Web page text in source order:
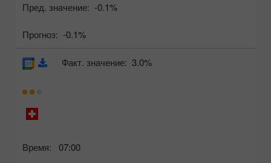
Пред. значение: -0.1%
Прогноз: -0.1%
Время: 07:00
Факт. значение: 3.0%